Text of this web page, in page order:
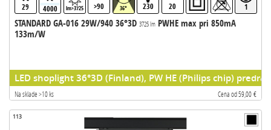
29 4000 lm>3725 >90 36° 230 20 1
STANDARD GA-016 29W/940 36°3D 3725 lmPWHE max pri 850mA
133m/W
LED shoplight 36°3D (Finland), PW HE (Philips chip)
Na sklade >10 ks Cena od 59,00 €
113